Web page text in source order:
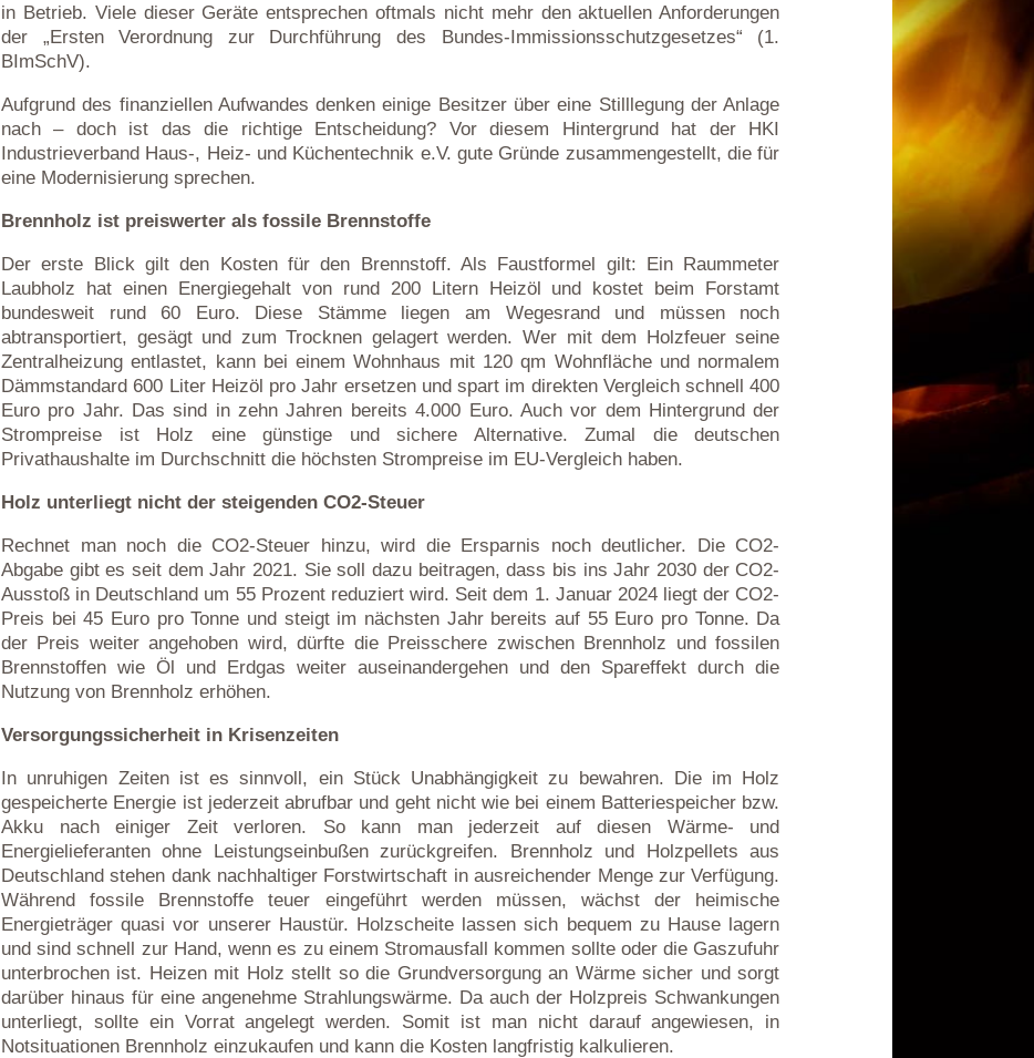
in Betrieb. Viele dieser Geräte entsprechen oftmals nicht mehr den aktuellen Anforderungen
der „Ersten Verordnung zur Durchführung des Bundes-Immissionsschutzgesetzes“ (1.
BImSchV).
Aufgrund des finanziellen Aufwandes denken einige Besitzer über eine Stilllegung der Anlage
nach – doch ist das die richtige Entscheidung? Vor diesem Hintergrund hat der HKI
Industrieverband Haus-, Heiz- und Küchentechnik e.V. gute Gründe zusammengestellt, die für
eine Modernisierung sprechen.
Brennholz ist preiswerter als fossile Brennstoffe
Der erste Blick gilt den Kosten für den Brennstoff. Als Faustformel gilt: Ein Raummeter
Laubholz hat einen Energiegehalt von rund 200 Litern Heizöl und kostet beim Forstamt
bundesweit rund 60 Euro. Diese Stämme liegen am Wegesrand und müssen noch
abtransportiert, gesägt und zum Trocknen gelagert werden. Wer mit dem Holzfeuer seine
Zentralheizung entlastet, kann bei einem Wohnhaus mit 120 qm Wohnfläche und normalem
Dämmstandard 600 Liter Heizöl pro Jahr ersetzen und spart im direkten Vergleich schnell 400
Euro pro Jahr. Das sind in zehn Jahren bereits 4.000 Euro. Auch vor dem Hintergrund der
Strompreise ist Holz eine günstige und sichere Alternative. Zumal die deutschen
Privathaushalte im Durchschnitt die höchsten Strompreise im EU-Vergleich haben.
Holz unterliegt nicht der steigenden CO2-Steuer
Rechnet man noch die CO2-Steuer hinzu, wird die Ersparnis noch deutlicher. Die CO2-
Abgabe gibt es seit dem Jahr 2021. Sie soll dazu beitragen, dass bis ins Jahr 2030 der CO2-
Ausstoß in Deutschland um 55 Prozent reduziert wird. Seit dem 1. Januar 2024 liegt der CO2-
Preis bei 45 Euro pro Tonne und steigt im nächsten Jahr bereits auf 55 Euro pro Tonne. Da
der Preis weiter angehoben wird, dürfte die Preisschere zwischen Brennholz und fossilen
Brennstoffen wie Öl und Erdgas weiter auseinandergehen und den Spareffekt durch die
Nutzung von Brennholz erhöhen.
Versorgungssicherheit in Krisenzeiten
In unruhigen Zeiten ist es sinnvoll, ein Stück Unabhängigkeit zu bewahren. Die im Holz
gespeicherte Energie ist jederzeit abrufbar und geht nicht wie bei einem Batteriespeicher bzw.
Akku nach einiger Zeit verloren. So kann man jederzeit auf diesen Wärme- und
Energielieferanten ohne Leistungseinbußen zurückgreifen. Brennholz und Holzpellets aus
Deutschland stehen dank nachhaltiger Forstwirtschaft in ausreichender Menge zur Verfügung.
Während fossile Brennstoffe teuer eingeführt werden müssen, wächst der heimische
Energieträger quasi vor unserer Haustür. Holzscheite lassen sich bequem zu Hause lagern
und sind schnell zur Hand, wenn es zu einem Stromausfall kommen sollte oder die Gaszufuhr
unterbrochen ist. Heizen mit Holz stellt so die Grundversorgung an Wärme sicher und sorgt
darüber hinaus für eine angenehme Strahlungswärme. Da auch der Holzpreis Schwankungen
unterliegt, sollte ein Vorrat angelegt werden. Somit ist man nicht darauf angewiesen, in
Notsituationen Brennholz einzukaufen und kann die Kosten langfristig kalkulieren.